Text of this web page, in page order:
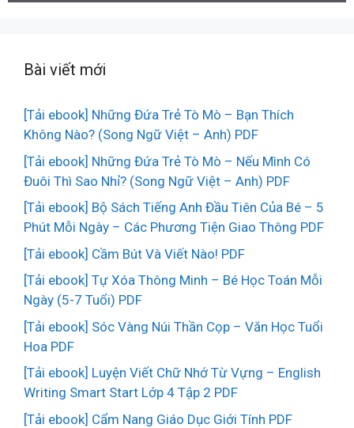
Bài viết mới
[Tải ebook] Những Đứa Trẻ Tò Mò – Bạn Thích
Không Nào? (Song Ngữ Việt – Anh) PDF
[Tải ebook] Những Đứa Trẻ Tò Mò – Nếu Mình Có
Đuôi Thì Sao Nhỉ? (Song Ngữ Việt – Anh) PDF
[Tải ebook] Bộ Sách Tiếng Anh Đầu Tiên Của Bé – 5
Phút Mỗi Ngày – Các Phương Tiện Giao Thông PDF
[Tải ebook] Cầm Bút Và Viết Nào! PDF
[Tải ebook] Tự Xóa Thông Minh – Bé Học Toán Mỗi
Ngày (5-7 Tuổi) PDF
[Tải ebook] Sóc Vàng Núi Thần Cọp – Văn Học Tuổi
Hoa PDF
[Tải ebook] Luyện Viết Chữ Nhớ Từ Vựng – English
Writing Smart Start Lớp 4 Tập 2 PDF
[Tải ebook] Cẩm Nang Giáo Dục Giới Tính PDF